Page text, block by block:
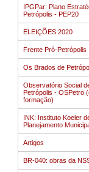
IPGPar: Plano
Petrópolis - PEP20
ELEIÇÕES 2020
Frente Pró-Petrópolis
Os Brados de
Observatório Social
Petrópolis - OSPetro
formação)
INK: Instituto Koeler
Planejamento
Artigos
BR-040: obras da